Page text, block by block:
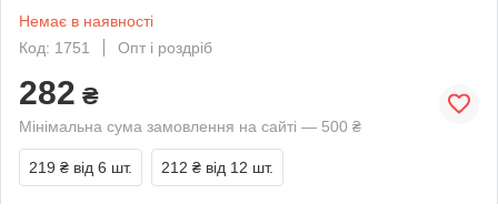
Немає в наявності
Код: 1751
Опт і роздріб
282 ₴
Мінімальна сума замовлення на сайті — 500 ₴
219 ₴ від 6 шт. 212 ₴ від 12 шт.